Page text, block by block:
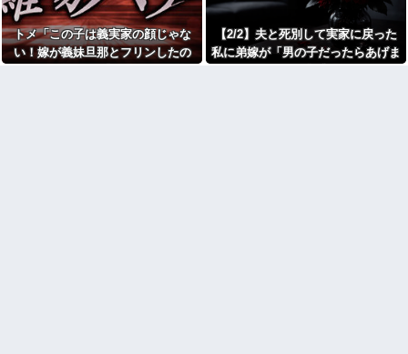
【画像】令和最新版のあのち
ゃん、可愛過ぎてワイらにブッ
刺さりまくりw w w w w w
【衝撃】浅田真央ちゃんの婚
活条件がこちら←むしろコレは
している。「別れたいならせめ
てそう言って」と連絡きたけど
話もしたくないんだよ…….他
弟「エレベーターで知らない
女に蹴られた！」私「何した
トメ「この子は義実家の顔じゃな
い！嫁が義妹旦那とフリンしたの
【2/2】夫と死別して実家に戻った
私に弟嫁が「男の子だったらあげま